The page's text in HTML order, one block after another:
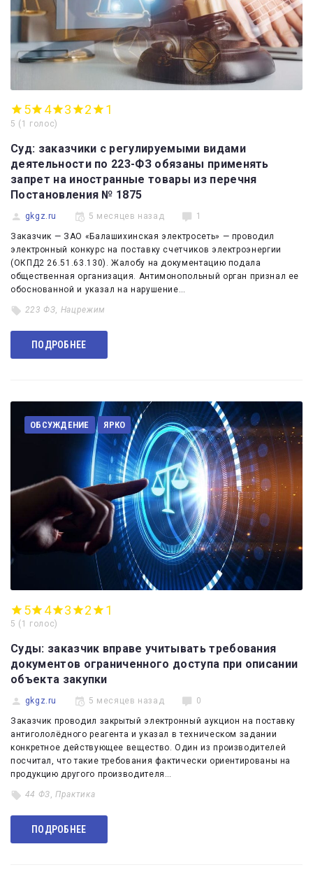
5 4 3 2 1
5 ( 1 голос)
Суд: заказчики с регулируемыми видами
деятельности по 223-ФЗ обязаны применять
запрет на иностранные товары из перечня
Постановления № 1875
gkgz.ru 5 месяцев назад 1
Заказчик — ЗАО «Балашихинская электросеть» — проводил
электронный конкурс на поставку счетчиков электроэнергии
(ОКПД2 26.51.63.130). Жалобу на документацию подала
общественная организация. Антимонопольный орган признал ее
обоснованной и указал на нарушение…
223 ФЗ, Нацрежим
ПОДРОБНЕЕ
ОБСУЖДЕНИЕ ЯРКО
5 4 3 2 1
5 ( 1 голос)
Суды: заказчик вправе учитывать требования
документов ограниченного доступа при описании
объекта закупки
gkgz.ru 5 месяцев назад 0
Заказчик проводил закрытый электронный аукцион на поставку
антигололёдного реагента и указал в техническом задании
конкретное действующее вещество. Один из производителей
посчитал, что такие требования фактически ориентированы на
продукцию другого производителя…
44 ФЗ,Практика
ПОДРОБНЕЕ